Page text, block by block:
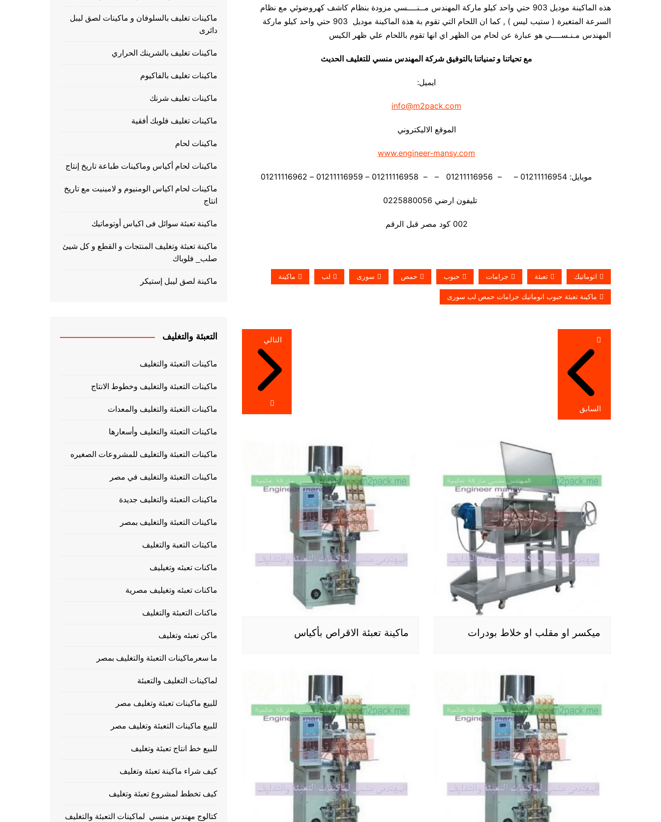
هذه الماكينة موديل 903 حتي واحد كيلو ماركة المهندس مــنــــسي مزودة بنظام كاشف كهروضوئي مع نظام
السرعة المتغيرة ( ستيب ليس ) , كما ان اللحام التي تقوم بة هذة الماكينة موديل 903 حتي واحد كيلو ماركة
المهندس مـنـســــي هو عبارة عن لحام من الظهر اي انها تقوم باللحام علي ظهر الكيس
مع تحياتنا و تمنياتنا بالتوفيق شركة المهندس منسي للتغليف الحديث
ايميل:
info@m2pack.com
الموقع الاليكتروني
www.engineer-mansy.com
موبايل: 01211116954 – – 01211116956 – – 01211116958 – 01211116959 – 01211116962
تليفون ارضي 0225880056
002 كود مصر قبل الرقم
اتوماتيك تعبئة جرامات حبوب حمص سورى لب ماكينة
ماكينة تعبئة حبوب اتوماتيك جرامات حمص لب سورى
تصفّح
المقالات
السابق
التالي
ميكسر او مقلب او خلاط بودرات ماكينة تعبئة الاقراص بأكياس
ماكينات تغليف بالسلوفان و ماكينات لصق ليبل
دائرى
ماكينات تغليف بالشرينك الحراري
ماكينات تغليف بالفاكيوم
ماكينات تغليف شرنك
ماكينات تغليف فلوبك أفقية
ماكينات لحام
ماكينات لحام أكياس وماكينات طباعة تاريخ إنتاج
ماكينات لحام اكياس الومنيوم و لامينيت مع تاريخ
انتاج
ماكينة تعبئة سوائل فى اكياس أوتوماتيك
ماكينة تعبئة وتغليف المنتجات و القطع و كل شيئ
صلب_ فلوباك
ماكينة لصق ليبل إستيكر
التعبئة والتغليف
ماكينات التعبئة والتغليف
ماكينات التعبئة والتغليف وخطوط الانتاج
ماكينات التعبئة والتغليف والمعدات
ماكينات التعبئة والتغليف وأسعارها
ماكينات التعبئة والتغليف للمشروعات الصغيره
ماكينات التعبئة والتغليف في مصر
ماكينات التعبئة والتغليف جديدة
ماكينات التعبئة والتغليف بمصر
ماكيتات التعبة والتغليف
ماكنات تعبئه وتغيليف
ماكنات تعبئه وتغيليف مصرية
ماكنات التعبئة والتغليف
ماكن تعبئه وتغليف
ما سعرماكينات التعبئة والتغليف بمصر
لماكينات التغليف والتعبئة
للبيع ماكينات تعبئة وتغليف مصر
للبيع ماكينات التعبئة وتغليف مصر
للبيع خط انتاج تعبئة وتغليف
كيف شراء ماكينة تعبئة وتغليف
كيف تخطط لمشروع تعبئة وتغليف
كتالوج مهندس منسي لماكينات التعبئة والتغليف